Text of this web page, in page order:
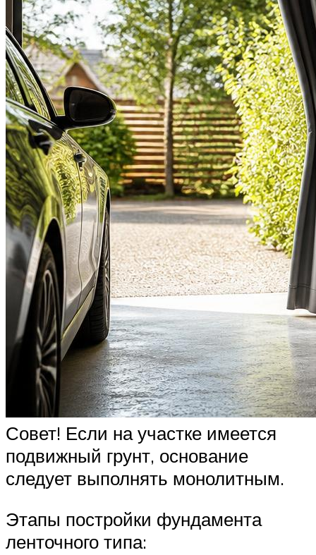
Совет! Если на участке имеется
подвижный грунт, основание
следует выполнять монолитным.
Этапы постройки фундамента
ленточного типа: